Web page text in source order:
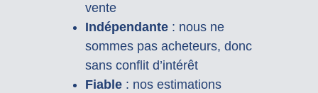
vente
Indépendante: nous ne
sommes pas acheteurs, donc
sans conflit d’intérêt
Fiable: nos estimations